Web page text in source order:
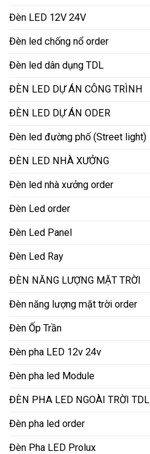
Đèn LED 12V 24V
Đèn led chống nổ order
Đèn led dân dụng TDL
ĐÈN LED DỰ ÁN CÔNG TRÌNH
ĐÈN LED DỰ ÁN ODER
Đèn led đường phố (Street light)
ĐÈN LED NHÀ XƯỞNG
Đèn led nhà xưởng order
Đèn Led order
Đèn Led Panel
Đèn Led Ray
ĐÈN NĂNG LƯỢNG MẶT TRỜI
Đèn năng lượng mặt trời order
Đèn Ốp Trần
Đèn pha LED 12v 24v
Đèn pha led Module
ĐÈN PHA LED NGOÀI TRỜI TDL
Đèn pha led order
Đèn Pha LED Prolux